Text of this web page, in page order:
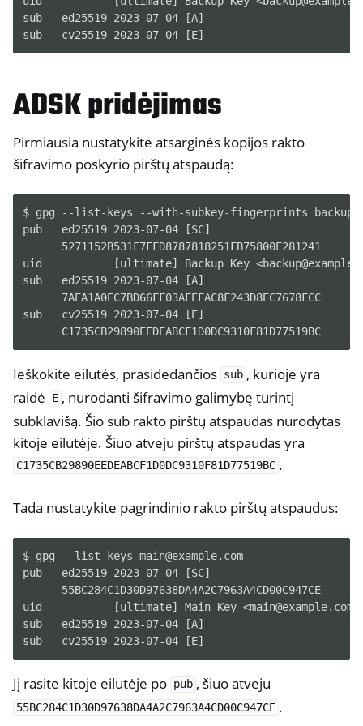
navigation of NextBox
navigation of NetHSM
navigation of NitroWall NW750
navigation of Programinė įranga
sub   ed25519 2023-07-04 [A]
ADSK pridėjimas
Pirmiausia nustatykite atsarginės kopijos rakto
šifravimo poskyrio pirštų atspaudą:
$ gpg --list-keys --with-subkey-fingerprints
pub   ed25519 2023-07-04 [SC]
      5271152B531F7FFD8787818251FB75800E281241
uid           [ultimate] Backup Key
sub   ed25519 2023-07-04 [A]
      7AEA1A0EC7BD66FF03AFEFAC8F243D8EC7678FCC
sub   cv25519 2023-07-04 [E]
Ieškokite eilutės, prasidedančios sub , kurioje yra
raidė
E , nurodanti šifravimo galimybę turintį
subklavišą. Šio sub rakto pirštų atspaudas nurodytas
kitoje eilutėje. Šiuo atveju pirštų atspaudas yra
C1735CB29890EEDEABCF1D0DC9310F81D77519BC .
Tada nustatykite pagrindinio rakto pirštų atspaudus:
$ gpg --list-keys main@example.com
pub   ed25519 2023-07-04 [SC]
      55BC284C1D30D97638DA4A2C7963A4CD00C947CE
uid           [ultimate] Main Key <main@example.com>
sub   ed25519 2023-07-04 [A]
Jį rasite kitoje eilutėje po pub , šiuo atveju
55BC284C1D30D97638DA4A2C7963A4CD00C947CE .